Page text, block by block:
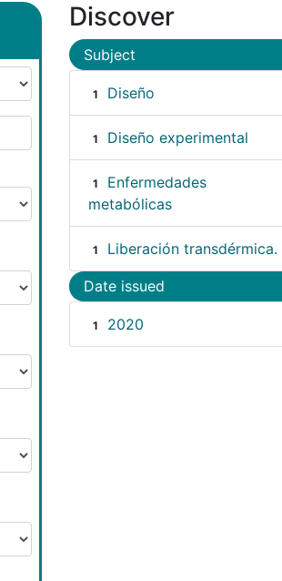
Discover
Subject
1 Diseño
1 Diseño experimental
1
Enfermedades
metabólicas
1 Liberación transdérmica.
Date issued
1 2020